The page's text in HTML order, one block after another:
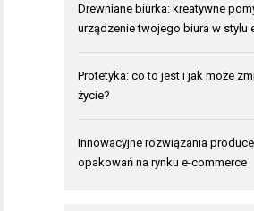
Drewniane biurka: kreatywne
urządzenie twojego biura w stylu
Protetyka: co to jest i jak może
życie?
Innowacyjne rozwiązania
opakowań na rynku e-commerce